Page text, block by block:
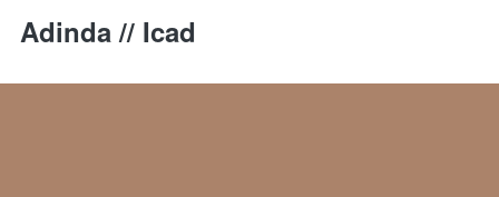
Adinda // Icad